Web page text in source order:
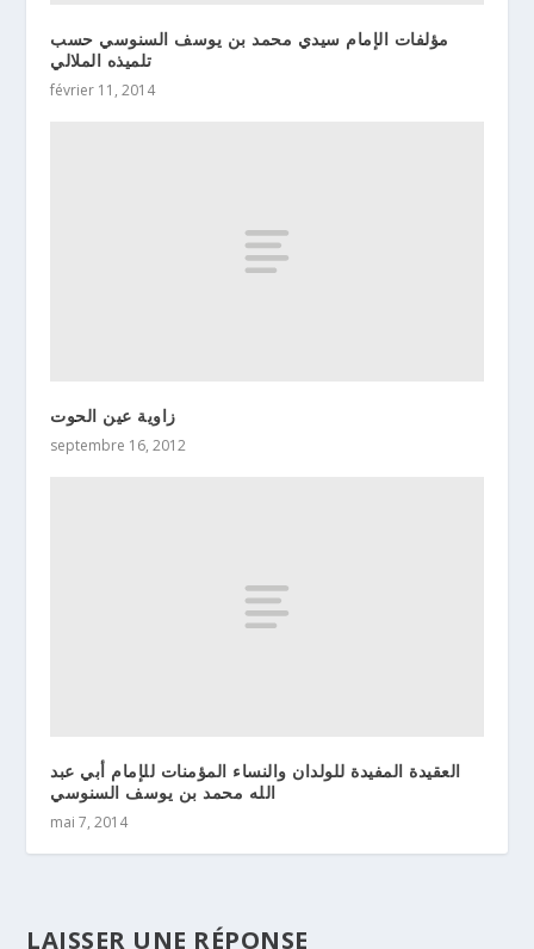
مؤلفات الإمام سيدي محمد بن يوسف السنوسي حسب
تلميذه الملالي
février 11, 2014
زاوية عين الحوت
septembre 16, 2012
العقيدة المفيدة للولدان والنساء المؤمنات للإمام أبي عبد
الله محمد بن يوسف السنوسي
mai 7, 2014
LAISSER UNE RÉPONSE